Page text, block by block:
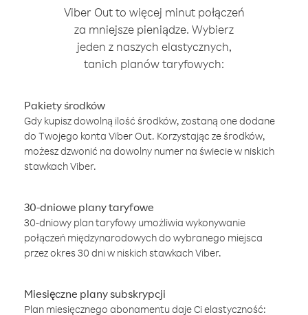
Viber Out to więcej minut połączeń
za mniejsze pieniądze. Wybierz
jeden z naszych elastycznych,
tanich planów taryfowych:
Pakiety środków
Gdy kupisz dowolną ilość środków, zostaną one dodane
do Twojego konta Viber Out. Korzystając ze środków,
możesz dzwonić na dowolny numer na świecie w niskich
stawkach Viber.
30-dniowe plany taryfowe
30-dniowy plan taryfowy umożliwia wykonywanie
połączeń międzynarodowych do wybranego miejsca
przez okres 30 dni w niskich stawkach Viber.
Miesięczne plany subskrypcji
Plan miesięcznego abonamentu daje Ci elastyczność: